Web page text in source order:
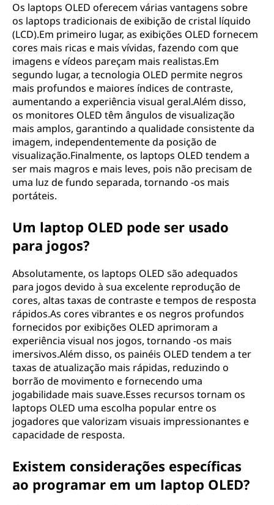
Os laptops OLED oferecem várias vantagens sobre
os laptops tradicionais de exibição de cristal líquido
(LCD).Em primeiro lugar, as exibições OLED fornecem
cores mais ricas e mais vívidas, fazendo com que
imagens e vídeos pareçam mais realistas.Em
segundo lugar, a tecnologia OLED permite negros
mais profundos e maiores índices de contraste,
aumentando a experiência visual geral.Além disso,
os monitores OLED têm ângulos de visualização
mais amplos, garantindo a qualidade consistente da
imagem, independentemente da posição de
visualização.Finalmente, os laptops OLED tendem a
ser mais magros e mais leves, pois não precisam de
uma luz de fundo separada, tornando -os mais
portáteis.
Um laptop OLED pode ser usado
para jogos?
Absolutamente, os laptops OLED são adequados
para jogos devido à sua excelente reprodução de
cores, altas taxas de contraste e tempos de resposta
rápidos.As cores vibrantes e os negros profundos
fornecidos por exibições OLED aprimoram a
experiência visual nos jogos, tornando -os mais
imersivos.Além disso, os painéis OLED tendem a ter
taxas de atualização mais rápidas, reduzindo o
borrão de movimento e fornecendo uma
jogabilidade mais suave.Esses recursos tornam os
laptops OLED uma escolha popular entre os
jogadores que valorizam visuais impressionantes e
capacidade de resposta.
Existem considerações específicas
ao programar em um laptop OLED?